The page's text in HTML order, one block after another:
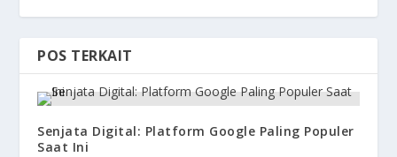
POS TERKAIT
Senjata Digital: Platform Google Paling Populer
Saat Ini